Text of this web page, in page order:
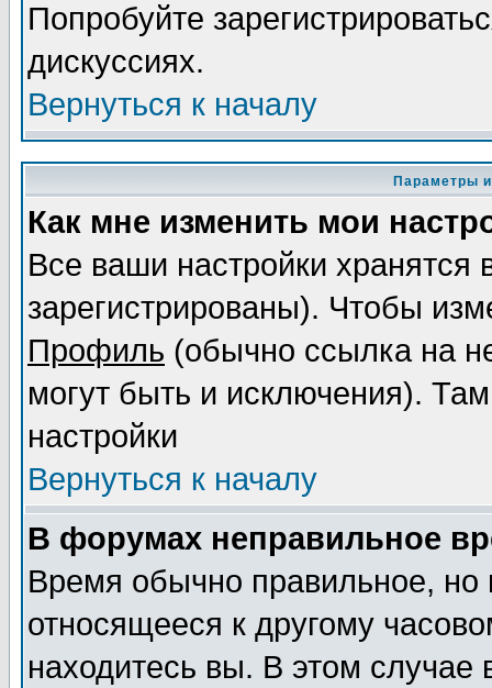
Попробуйте
дискуссиях.
Вернуться к началу
Параметры
Как мне изменить мои
Все ваши настройки
зарегистрированы). Чтобы
Профиль (обычно ссылка на
могут быть и исключения).
настройки
Вернуться к началу
В форумах неправильное
Время обычно правильное,
относящееся к другому
находитесь вы. В этом